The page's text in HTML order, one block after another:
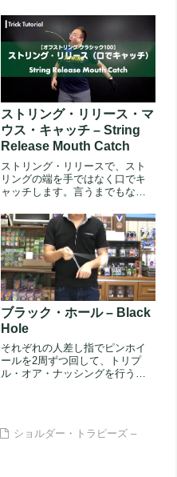
と...
ストリング・リリース・マ
ウス・キャッチ – String
Release Mouth Catch
ストリング・リリースで、スト
リングの端を手ではなく口でキ
ャッチします。言うまでもなく
クですの...
ブラック・ホール – Black
Hole
それぞれの人差し指でピンホイ
ールを2周ずつ回して、トリプ
ル・オア・ナッシングを行うト
ショルダー・トラピーズ –